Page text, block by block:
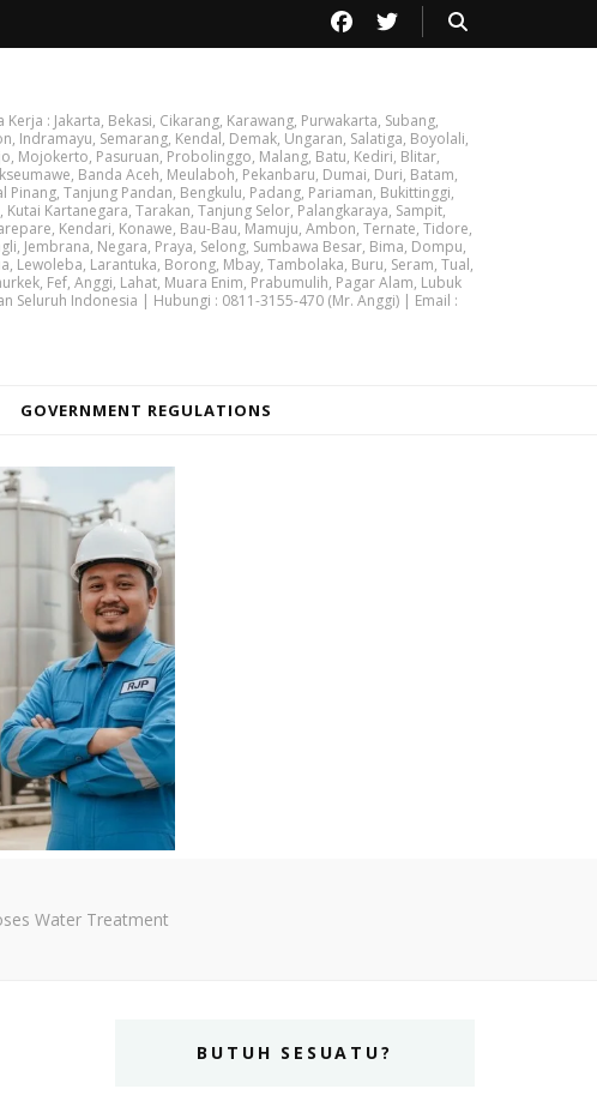
: Jakarta, Bekasi, Cikarang, Karawang, Purwakarta, Subang,
Indramayu, Semarang, Kendal, Demak, Ungaran, Salatiga, Boyolali,
Mojokerto, Pasuruan, Probolinggo, Malang, Batu, Kediri, Blitar,
Banda Aceh, Meulaboh, Pekanbaru, Dumai, Duri, Batam,
Tanjung Pandan, Bengkulu, Padang, Pariaman, Bukittinggi,
Kartanegara, Tarakan, Tanjung Selor, Palangkaraya, Sampit,
Kendari, Konawe, Bau-Bau, Mamuju, Ambon, Ternate, Tidore,
Jembrana, Negara, Praya, Selong, Sumbawa Besar, Bima, Dompu,
Lewoleba, Larantuka, Borong, Mbay, Tambolaka, Buru, Seram, Tual,
Fef, Anggi, Lahat, Muara Enim, Prabumulih, Pagar Alam, Lubuk
Seluruh Indonesia | Hubungi : 0811-3155-470 (Mr. Anggi) | Email :
GOVERNMENT REGULATIONS
Water Treatment
BUTUH SESUATU?